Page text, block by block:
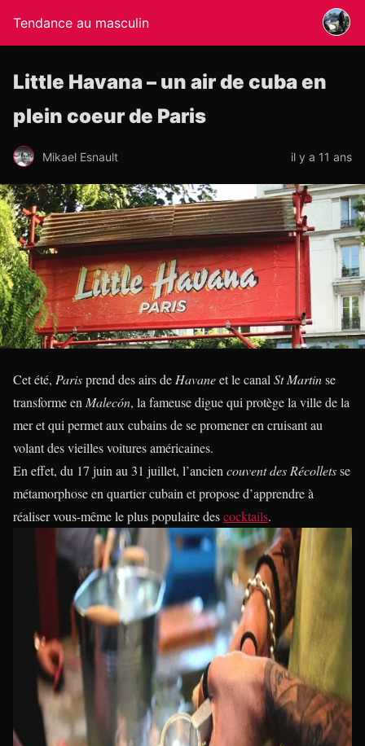
Tendance au masculin
Little Havana – un air de cuba en
plein coeur de Paris
Mikael Esnault il y a 11 ans
Cet été, Parisprend des airs deHavaneet le canalSt Martinse
transforme enMalecón, la fameuse digue qui protège la ville de la
mer et qui permet aux cubains de se promener en cruisant au
volant des vieilles voitures américaines.
En effet, du 17 juin au 31 juillet, l’anciencouvent des Récolletsse
métamorphose en quartier cubain et propose d’apprendre à
réaliser vous-même le plus populaire descocktails.